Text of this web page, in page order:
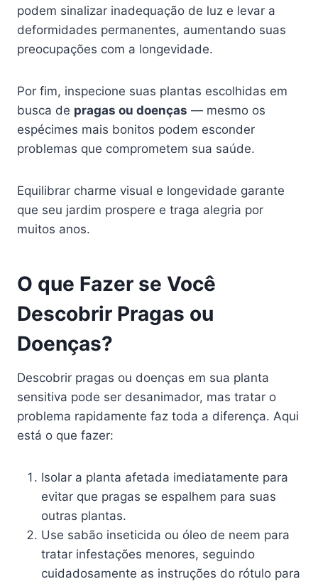
podem sinalizar inadequação de luz e levar a
deformidades permanentes, aumentando suas
preocupações com a longevidade.
Por fim, inspecione suas plantas escolhidas em
busca de pragas ou doenças — mesmo os
espécimes mais bonitos podem esconder
problemas que comprometem sua saúde.
Equilibrar charme visual e longevidade garante
que seu jardim prospere e traga alegria por
muitos anos.
O que Fazer se Você
Descobrir Pragas ou
Doenças?
Descobrir pragas ou doenças em sua planta
sensitiva pode ser desanimador, mas tratar o
problema rapidamente faz toda a diferença. Aqui
está o que fazer:
Isolar a planta afetada imediatamente para
evitar que pragas se espalhem para suas
outras plantas.
Use sabão inseticida ou óleo de neem para
tratar infestações menores, seguindo
cuidadosamente as instruções do rótulo para